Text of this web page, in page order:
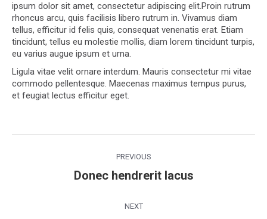
ipsum dolor sit amet, consectetur adipiscing elit.Proin rutrum
rhoncus arcu, quis facilisis libero rutrum in. Vivamus diam
tellus, efficitur id felis quis, consequat venenatis erat. Etiam
tincidunt, tellus eu molestie mollis, diam lorem tincidunt turpis,
eu varius augue ipsum et urna.
Ligula vitae velit ornare interdum. Mauris consectetur mi vitae
commodo pellentesque. Maecenas maximus tempus purus,
et feugiat lectus efficitur eget.
PREVIOUS
Previous
Donec hendrerit lacus
NEXT